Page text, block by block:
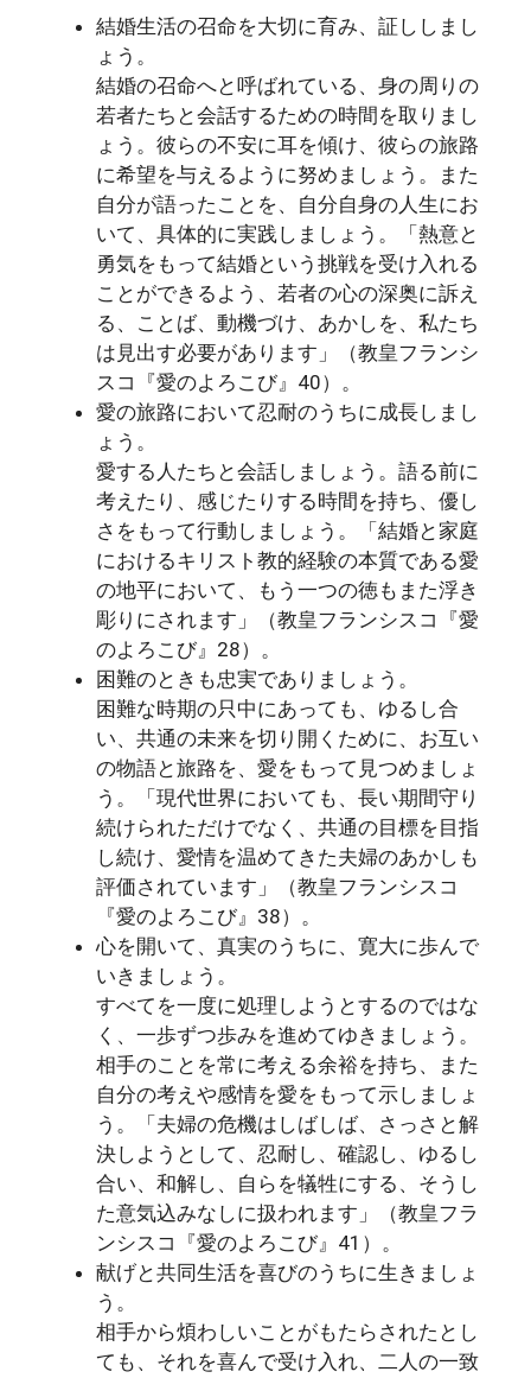
結婚生活の召命を大切に育み、証ししまし
ょう。
結婚の召命へと呼ばれている、身の周りの
若者たちと会話するための時間を取りまし
ょう。彼らの不安に耳を傾け、彼らの旅路
に希望を与えるように努めましょう。また
自分が語ったことを、自分自身の人生にお
いて、具体的に実践しましょう。「熱意と
勇気をもって結婚という挑戦を受け入れる
ことができるよう、若者の心の深奥に訴え
る、ことば、動機づけ、あかしを、私たち
は見出す必要があります」（教皇フランシ
スコ『愛のよろこび』40）。
愛の旅路において忍耐のうちに成長しまし
ょう。
愛する人たちと会話しましょう。語る前に
考えたり、感じたりする時間を持ち、優し
さをもって行動しましょう。「結婚と家庭
におけるキリスト教的経験の本質である愛
の地平において、もう一つの徳もまた浮き
彫りにされます」（教皇フランシスコ『愛
のよろこび』28）。
困難のときも忠実でありましょう。
困難な時期の只中にあっても、ゆるし合
い、共通の未来を切り開くために、お互い
の物語と旅路を、愛をもって見つめましょ
う。「現代世界においても、長い期間守り
続けられただけでなく、共通の目標を目指
し続け、愛情を温めてきた夫婦のあかしも
評価されています」（教皇フランシスコ
『愛のよろこび』38）。
心を開いて、真実のうちに、寛大に歩んで
いきましょう。
すべてを一度に処理しようとするのではな
く、一歩ずつ歩みを進めてゆきましょう。
相手のことを常に考える余裕を持ち、また
自分の考えや感情を愛をもって示しましょ
う。「夫婦の危機はしばしば、さっさと解
決しようとして、忍耐し、確認し、ゆるし
合い、和解し、自らを犠牲にする、そうし
た意気込みなしに扱われます」（教皇フラ
ンシスコ『愛のよろこび』41）。
献げと共同生活を喜びのうちに生きましょ
う。
相手から煩わしいことがもたらされたとし
ても、それを喜んで受け入れ、二人の一致